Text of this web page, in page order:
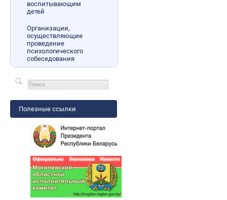
воспитывающим
детей
Организации,
осуществляющие
проведение
психологического
собеседования
Полезные ссылки